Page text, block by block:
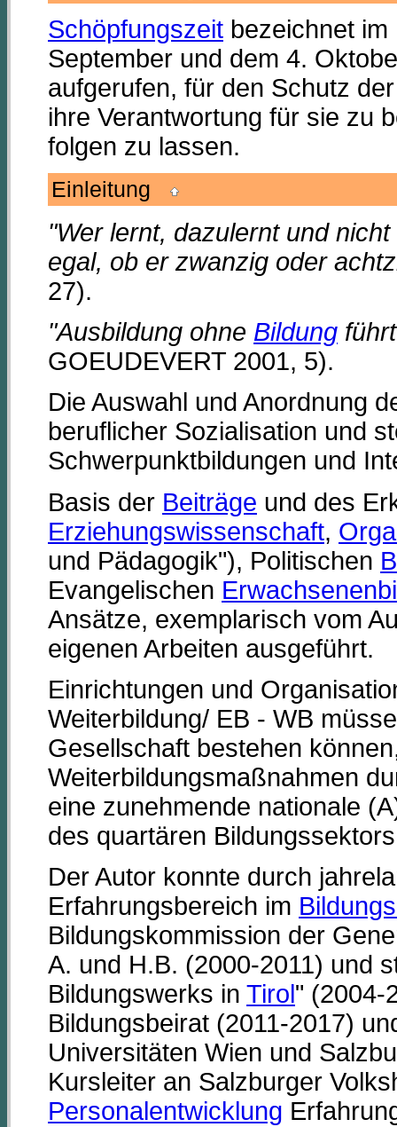
Schöpfungszeit bezeichnet
September und dem 4.
aufgerufen, für den Schutz
ihre Verantwortung für sie zu
folgen zu lassen.
Einleitung
"Wer lernt, dazulernt und
egal, ob er zwanzig oder
27).
"Ausbildung ohne Bildung
GOEUDEVERT 2001, 5).
Die Auswahl und Anordnung
beruflicher Sozialisation und
Schwerpunktbildungen und
Basis der Beiträge und des
Erziehungswissenschaft,
und Pädagogik"), Politischen
Evangelischen
Ansätze, exemplarisch vom
eigenen Arbeiten ausgeführt.
Einrichtungen und
Weiterbildung/ EB - WB
Gesellschaft bestehen
Weiterbildungsmaßnahmen
eine zunehmende nationale
des quartären
Der Autor konnte durch
Erfahrungsbereich im
Bildungskommission der
A. und H.B. (2000-2011) und
Bildungswerks in Tirol " (2004-
Bildungsbeirat (2011-2017)
Universitäten Wien und
Kursleiter an Salzburger
Personalentwicklung